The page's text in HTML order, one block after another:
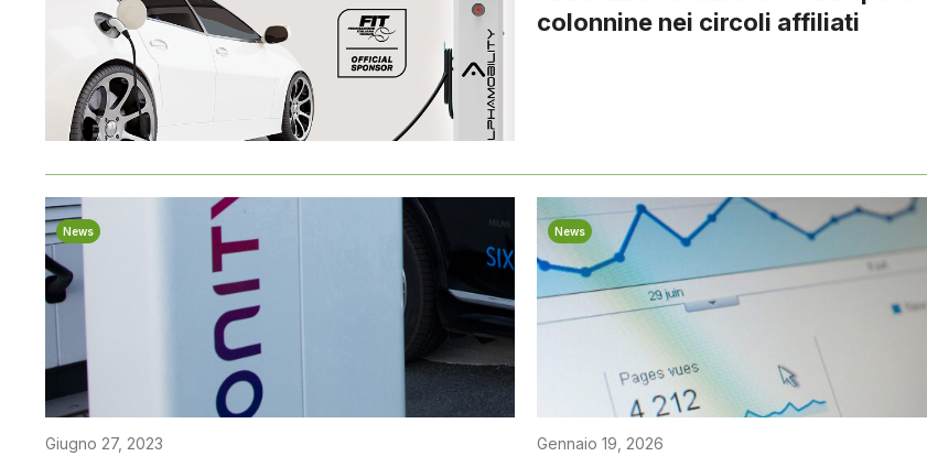
colonnine nei circoli affiliati
News
Giugno 27, 2023
News
Gennaio 19, 2026